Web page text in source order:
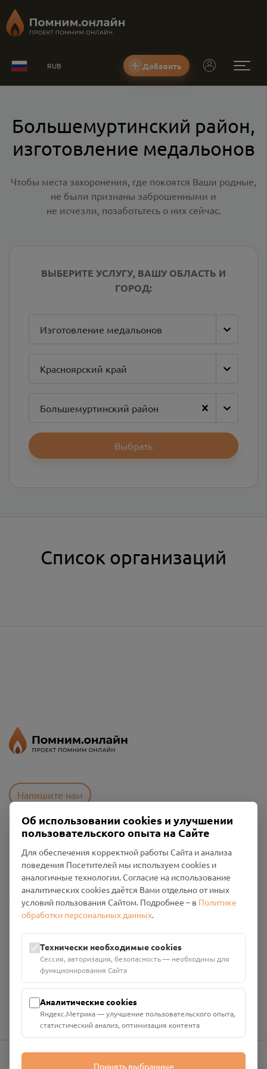
RUB Добавить
Большемуртинский район,
изготовление медальонов
Чтобы места захоронения, где покоятся Ваши родные,
не были признаны заброшенными и
не исчезли, позаботьтесь о них сейчас.
ВЫБЕРИТЕ УСЛУГУ, ВАШУ ОБЛАСТЬ И
ГОРОД:
Изготовление медальонов
Красноярский край
Большемуртинский район
Выбрать
Список организаций
Напишите нам
Политика конфиденциальности
Промо-материалы
Настройки cookies
Общество с ограниченной ответственностью «Смоленский
Проект Помним»
ИНН: 6700029207 ОГРН: 1256700001986
Юридический адрес: 216790, Смоленская область, р-н
Руднянский, г. Рудня, улица Западная, д. 26А, пом. 18
Номер счёта: 40702810901130004287 в АО "АЛЬФА-БАНК"
Об использовании cookies и улучшении
пользовательского опыта на Сайте
Для обеспечения корректной работы Сайта и анализа
поведения Посетителей мы используем cookies и
аналогичные технологии. Согласие на использование
аналитических cookies даётся Вами отдельно от иных
условий пользования Сайтом. Подробнее – в Политике
обработки персональных данных.
Технически необходимые cookies
Сессия, авторизация, безопасность — необходимы для
функционирования Сайта
Аналитические cookies
Яндекс.Метрика — улучшение пользовательского опыта,
статистический анализ, оптимизация контента
Принять выбранные